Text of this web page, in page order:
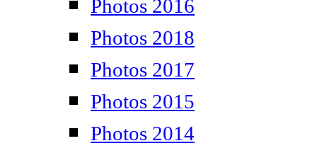
Photos 2016
Photos 2018
Photos 2017
Photos 2015
Photos 2014